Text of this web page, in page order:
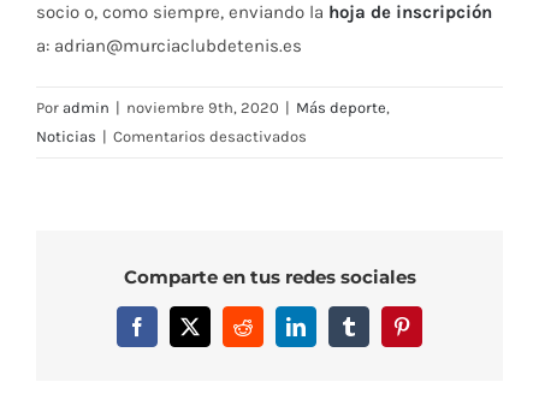
socio o, como siempre, enviando la hoja de inscripción
a: adrian@murciaclubdetenis.es
Por admin | noviembre 9th, 2020 | Más deporte,
Noticias | Comentarios desactivados
a
la
nueva
Comparte en tus redes sociales
Facebook
X RedditLinkedInTumblrPinterest